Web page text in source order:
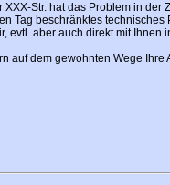
XXX-Str. hat das Problem in
Tag beschränktes technisches
evtl. aber auch direkt mit
auf dem gewohnten Wege